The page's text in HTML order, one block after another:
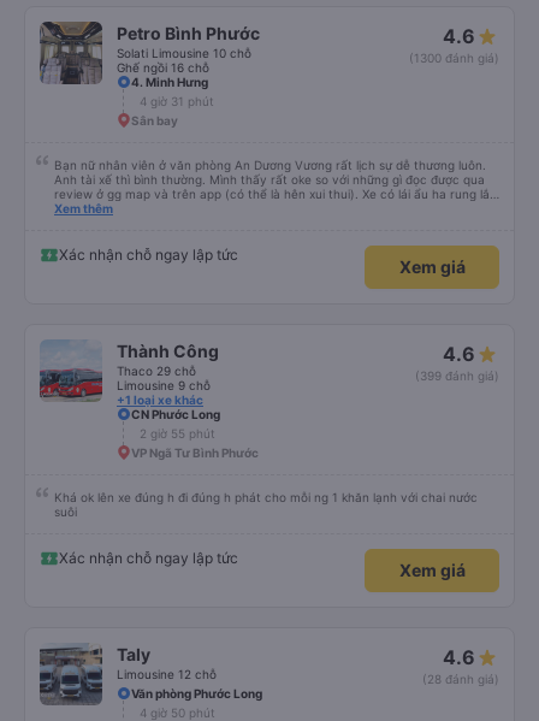
Petro Bình Phước
Solati Limousine 10 chỗ
Ghế ngồi 16 chỗ
4.6
(1300 đánh giá)
4. Minh Hưng
4 giờ 31 phút
Sân bay
Bạn nữ nhân viên ở văn phòng An Dương Vương rất lịch sự dễ thương luôn.
Anh tài xế thì bình thường. Mình thấy rất oke so với những gì đọc được qua
review ở gg map và trên app (có thể là hên xui thui). Xe có lái ẩu ha rung lắc
hay không thì cũng ko rõ tại mình say xe nên ngủ ko à
Xem thêm
Xác nhận chỗ ngay lập tức
Xem giá
Thành Công
Thaco 29 chỗ
Limousine 9 chỗ
+1 loại xe khác
4.6
(399 đánh giá)
CN Phước Long
2 giờ 55 phút
VP Ngã Tư Bình Phước
Khá ok lên xe đúng h đi đúng h phát cho mỗi ng 1 khăn lạnh với chai nước
suôi
Xác nhận chỗ ngay lập tức
Xem giá
Taly
Limousine 12 chỗ
4.6
(28 đánh giá)
Văn phòng Phước Long
4 giờ 50 phút